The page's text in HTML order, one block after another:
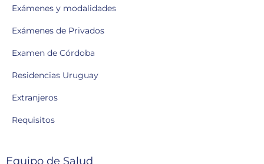
Exámenes y modalidades
Exámenes de Privados
Examen de Córdoba
Residencias Uruguay
Extranjeros
Requisitos
Equipo de Salud